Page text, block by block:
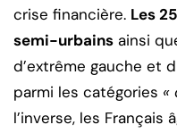
crise financière. Les
semi-urbains ainsi
d’extrême gauche et
parmi les catégories «
l’inverse, les Français